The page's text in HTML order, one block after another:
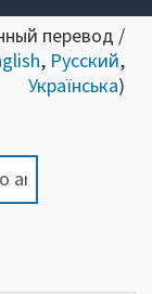
перевод /
, Русский,
Українська)